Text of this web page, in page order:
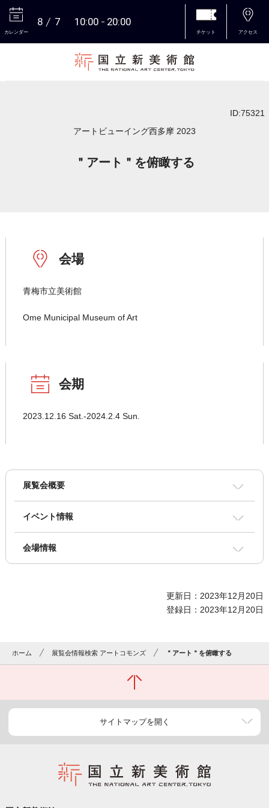
カレンダー
8 7 10:00 20:00
チケット アクセス
ID:75321
アートビューイング西多摩 2023
＂アート＂を俯瞰する
会場
青梅市立美術館
Ome Municipal Museum of Art
会期
2023.12.16 Sat.-2024.2.4 Sun.
展覧会概要
イベント情報
会場情報
更新日：2023年12月20日
登録日：2023年12月20日
ホーム 展覧会情報検索 アートコモンズ ＂アート＂を俯瞰する
サイトマップを開く